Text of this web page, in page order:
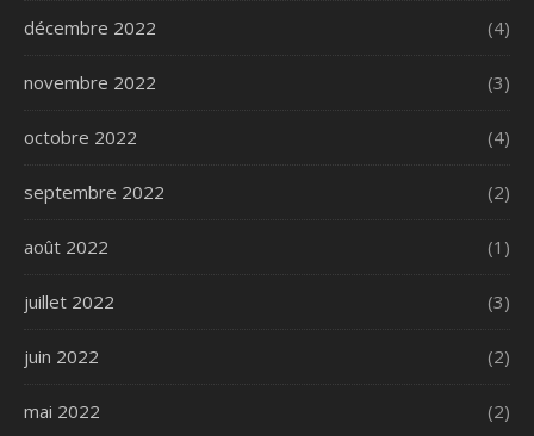
décembre 2022 (4)
novembre 2022 (3)
octobre 2022 (4)
septembre 2022 (2)
août 2022 (1)
juillet 2022 (3)
juin 2022 (2)
mai 2022 (2)